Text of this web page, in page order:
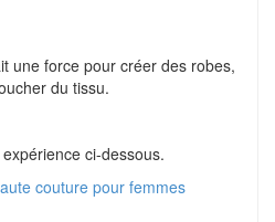
une force pour créer des robes,
du tissu.
ci-dessous.